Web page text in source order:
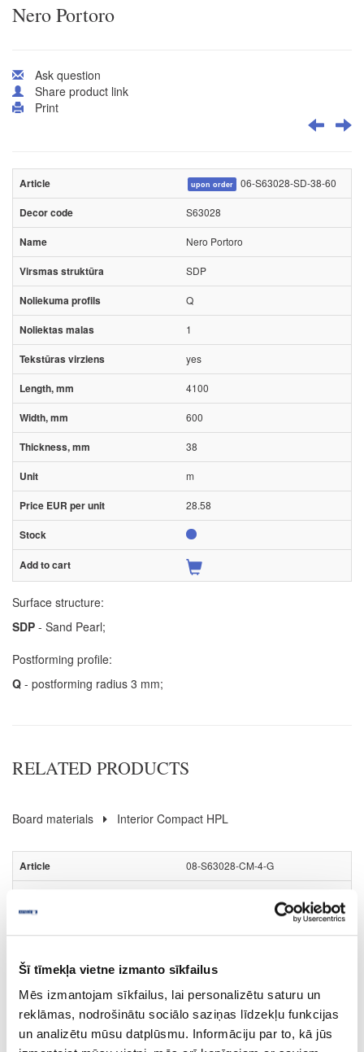
Šī tīmekļa vietne izmanto sīkfailus
Mēs izmantojam sīkfailus, lai personalizētu saturu un
reklāmas, nodrošinātu sociālo saziņas līdzekļu funkcijas
un analizētu mūsu datplūsmu. Informāciju par to, kā jūs
Nero Portoro
Ask question
Share product link
Print
upon order 06-S63028-SD-38-60
S63028
Nero Portoro
SDP
Q
1
yes
4100
600
38
m
28.58
Surface structure:
SDP - Sand Pearl;
Postforming profile:
Q - postforming radius 3 mm;
RELATED PRODUCTS
Board materials Interior Compact HPL
08-S63028-CM-4-G
Nero Portoro (black core)
4100
647